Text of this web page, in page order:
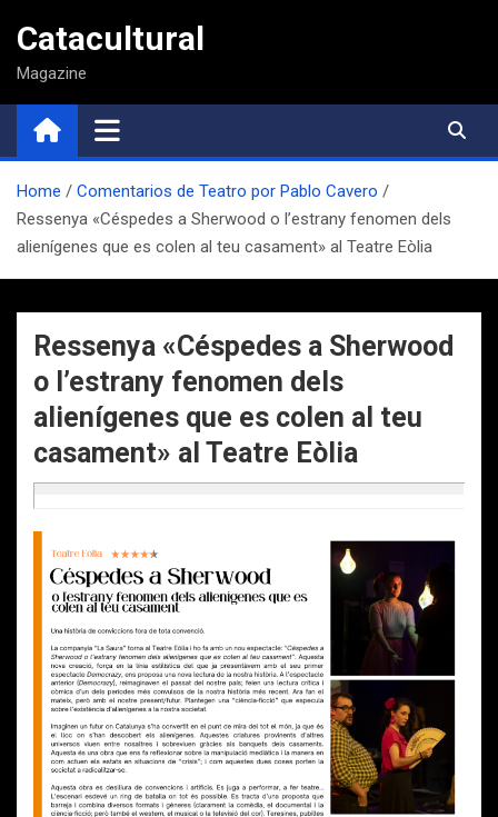
contenido
Catacultural
Magazine
Home
Comentarios de Teatro por Pablo Cavero
Ressenya «Céspedes a Sherwood o l’estrany fenomen dels
alienígenes que es colen al teu casament» al Teatre Eòlia
Ressenya «Céspedes a Sherwood
o l’estrany fenomen dels
alienígenes que es colen al teu
casament» al Teatre Eòlia